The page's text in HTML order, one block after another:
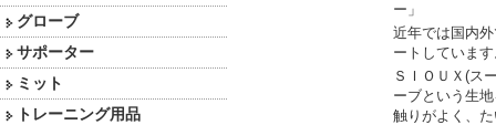
グローブ
サポーター
ミット
トレーニング用品
ー」
近年では国内
ートしていま
ＳＩＯＵＸ(ス
ーブという生
触りがよく、